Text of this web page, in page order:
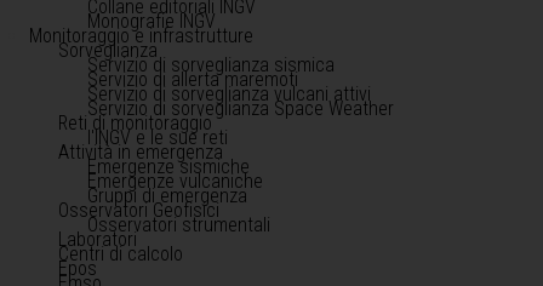
Collane editoriali INGV
Monografie INGV
Monitoraggio e infrastrutture
Sorveglianza
Servizio di sorveglianza sismica
Servizio di allerta maremoti
Servizio di sorveglianza vulcani attivi
Servizio di sorveglianza Space Weather
Reti di monitoraggio
l'INGV e le sue reti
Attività in emergenza
Emergenze sismiche
Emergenze vulcaniche
Gruppi di emergenza
Osservatori Geofisici
Osservatori strumentali
Laboratori
Centri di calcolo
Epos